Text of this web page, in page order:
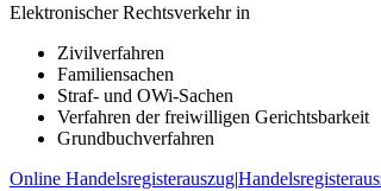
Elektronischer Rechtsverkehr in
Zivilverfahren
Familiensachen
Straf- und OWi-Sachen
Verfahren der freiwilligen Gerichtsbarkeit
Grundbuchverfahren
Online Handelsregisterauszug|